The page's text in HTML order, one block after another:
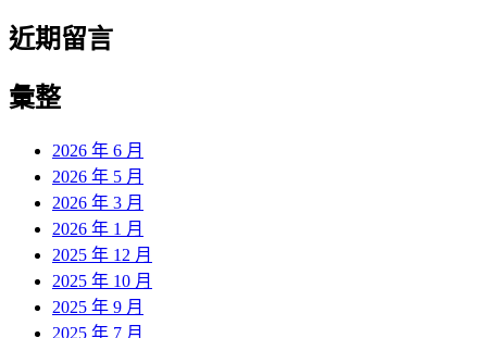
近期留言
彙整
2026 年 6 月
2026 年 5 月
2026 年 3 月
2026 年 1 月
2025 年 12 月
2025 年 10 月
2025 年 9 月
2025 年 7 月